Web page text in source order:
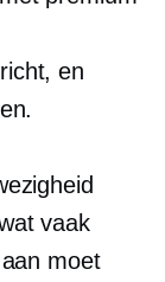
en
vaak
moet